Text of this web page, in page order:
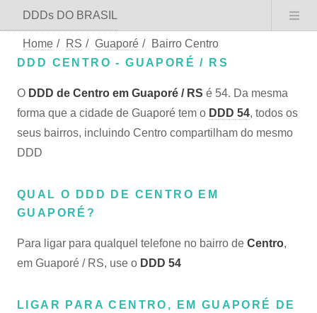
DDDs DO BRASIL
Home / RS / Guaporé /
Bairro Centro
DDD CENTRO - GUAPORÉ / RS
O DDD de Centro em Guaporé / RS é 54. Da mesma
forma que a cidade de Guaporé tem o DDD 54, todos os
seus bairros, incluindo Centro compartilham do mesmo
DDD
QUAL O DDD DE CENTRO EM
GUAPORÉ?
Para ligar para qualquel telefone no bairro de Centro,
em Guaporé / RS, use o DDD 54
LIGAR PARA CENTRO, EM GUAPORÉ DE